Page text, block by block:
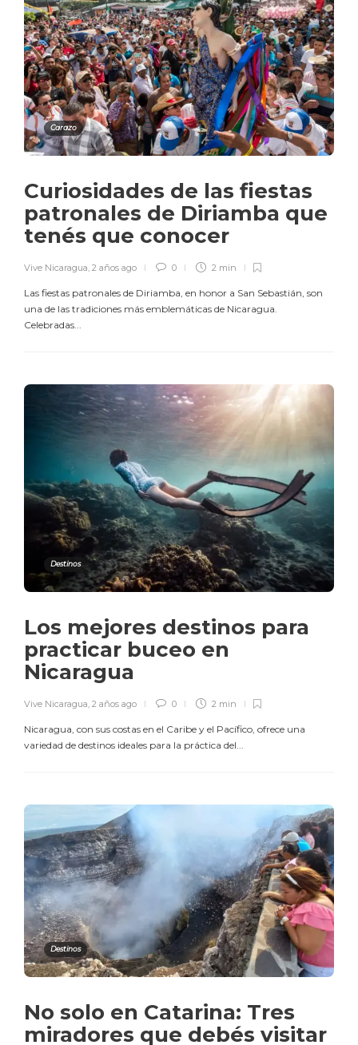
Carazo
Curiosidades de las fiestas
patronales de Diriamba que
tenés que conocer
Vive Nicaragua, 2 años ago 0 2 min
Las fiestas patronales de Diriamba, en honor a San Sebastián, son
una de las tradiciones más emblemáticas de Nicaragua.
Celebradas...
Destinos
Los mejores destinos para
practicar buceo en
Nicaragua
Vive Nicaragua, 2 años ago 0 2 min
Nicaragua, con sus costas en el Caribe y el Pacífico, ofrece una
variedad de destinos ideales para la práctica del...
Destinos
No solo en Catarina: Tres
miradores que debés visitar